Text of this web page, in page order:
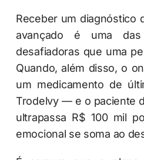
Receber um diagnóstico
avançado é uma das
desafiadoras que uma
Quando, além disso, o
um medicamento de
Trodelvy — e o paciente
ultrapassa R$ 100 mil
emocional se soma ao